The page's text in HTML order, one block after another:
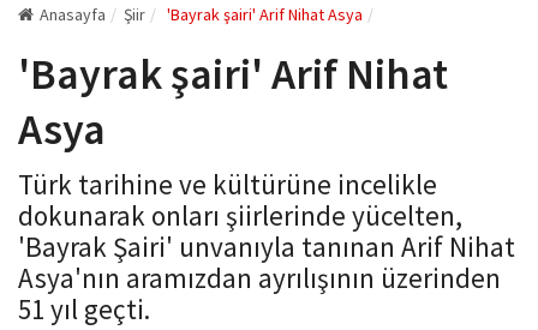
e
a
i
a
t
i
o
n
Anasayfa Şiir 'Bayrak şairi' Arif Nihat Asya
'Bayrak şairi' Arif Nihat
Asya
Türk tarihine ve kültürüne incelikle
dokunarak onları şiirlerinde yücelten,
'Bayrak Şairi' unvanıyla tanınan Arif Nihat
Asya'nın aramızdan ayrılışının üzerinden
51 yıl geçti.